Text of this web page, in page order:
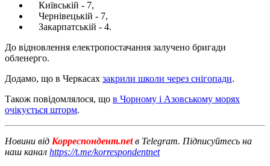
Київській - 7,
Чернівецькій - 7,
Закарпатській - 4.
До відновлення електропостачання залучено бригади
обленерго.
Додамо, що в Черкасах закрили школи через снігопади.
Також повідомлялося, що в Чорному і Азовському морях
очікується шторм.
Новини від Корреспондент.netв Telegram. Підписуйтесь на
наш канал https://t.me/korrespondentnet